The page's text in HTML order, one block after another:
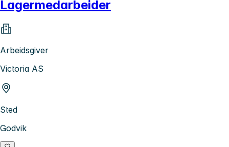
Lagermedarbeider
Arbeidsgiver
Victoria AS
Sted
Godvik